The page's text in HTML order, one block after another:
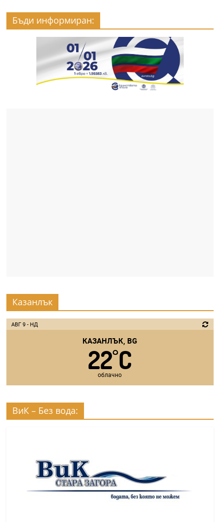
Бъди информиран:
Казанлък
АВГ 9 - НД
КАЗАНЛЪК, BG
22°C
облачно
ВиК – Без вода: